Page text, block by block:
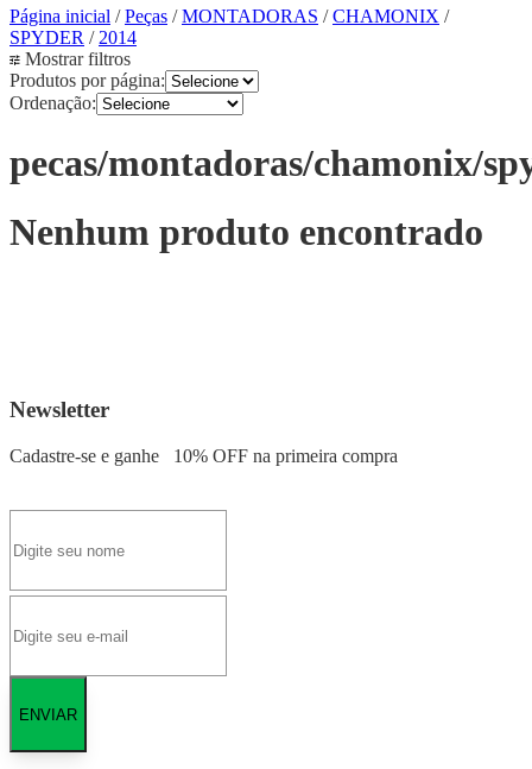
Página inicial /Peças /MONTADORAS /CHAMONIX /
SPYDER /2014
Mostrar filtros
Produtos por página:
Ordenação:
pecas/montadoras/chamonix/
Nenhum produto encontrado
Newsletter
Cadastre-se e ganhe 10% OFF na primeira compra
ENVIAR